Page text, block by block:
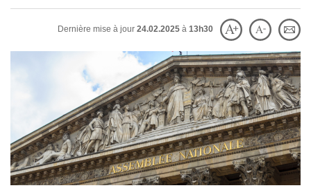
DE COMBAT
Dernière mise à jour 24.02.2025 à 13h30